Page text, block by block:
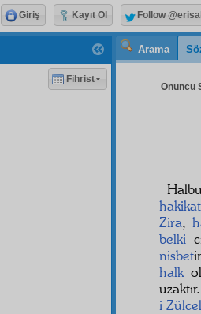
Arama
Onuncu
hakikat
Zira,
belki
nisbet
halk
i
Fihrist
Giriş Kayıt Ol Follow